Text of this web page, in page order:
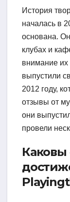
История
началась в
основана.
клубах и
внимание
выпустили
2012 году,
отзывы от
они
провели